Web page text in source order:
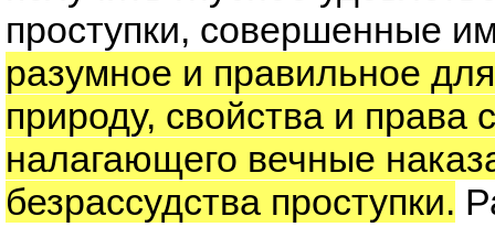
проступки, совершенные
разумное и правильное
природу, свойства и права
налагающего вечные
безрассудства проступки.